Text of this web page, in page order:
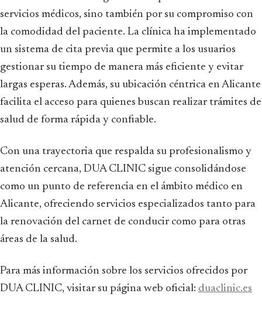
servicios médicos, sino también por su compromiso con
la comodidad del paciente. La clínica ha implementado
un sistema de cita previa que permite a los usuarios
gestionar su tiempo de manera más eficiente y evitar
largas esperas. Además, su ubicación céntrica en Alicante
facilita el acceso para quienes buscan realizar trámites de
salud de forma rápida y confiable.
Con una trayectoria que respalda su profesionalismo y
atención cercana, DUA CLINIC sigue consolidándose
como un punto de referencia en el ámbito médico en
Alicante, ofreciendo servicios especializados tanto para
la renovación del carnet de conducir como para otras
áreas de la salud.
Para más información sobre los servicios ofrecidos por
DUA CLINIC, visitar su página web oficial: duaclinic.es